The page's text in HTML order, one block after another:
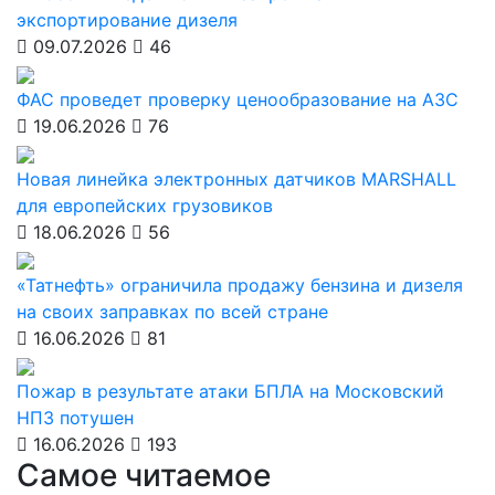
экспортирование дизеля
09.07.2026
46
ФАС проведет проверку ценообразование на АЗС
19.06.2026
76
Новая линейка электронных датчиков MARSHALL
для европейских грузовиков
18.06.2026
56
«Татнефть» ограничила продажу бензина и дизеля
на своих заправках по всей стране
16.06.2026
81
Пожар в результате атаки БПЛА на Московский
НПЗ потушен
16.06.2026
193
Самое читаемое